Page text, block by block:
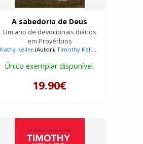
(Autor), Timothy Keller(Autor)
A sabedoria de Deus
Um ano de devocionais diários
em Provérbios
Kathy Keller (Autor),Timothy Keller
Único exemplar disponível.
19.90€